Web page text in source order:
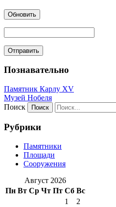
Обновить
Познавательно
Памятник Карлу XV
Музей Нобеля
Поиск
Рубрики
Памятники
Площади
Сооружения
Август 2026
Пн Вт Ср Чт Пт Сб Вс
1
2